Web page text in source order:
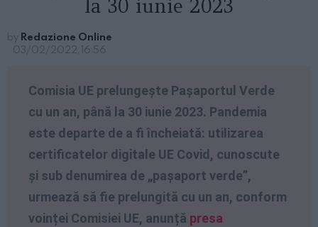
la 30 iunie 2023
by Redazione Online
03/02/2022, 16:56
Comisia UE prelungește Pașaportul Verde
cu un an, până la 30 iunie 2023. Pandemia
este departe de a fi încheiată: utilizarea
certificatelor digitale UE Covid, cunoscute
și sub denumirea de „pașaport verde”,
urmează să fie prelungită cu un an, conform
voinței Comisiei UE, anunță presa